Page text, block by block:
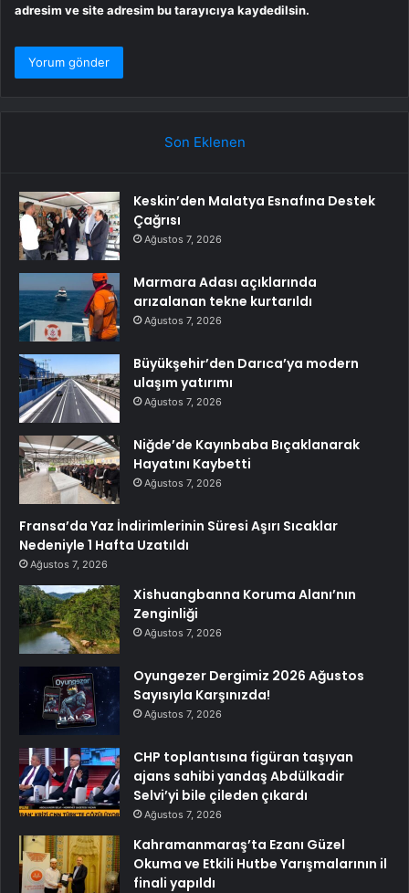
adresim ve site adresim bu tarayıcıya kaydedilsin.
Son Eklenen
Keskin’den Malatya Esnafına Destek
Çağrısı
Ağustos 7, 2026
Marmara Adası açıklarında
arızalanan tekne kurtarıldı
Ağustos 7, 2026
Büyükşehir’den Darıca’ya modern
ulaşım yatırımı
Ağustos 7, 2026
Niğde’de Kayınbaba Bıçaklanarak
Hayatını Kaybetti
Ağustos 7, 2026
Fransa’da Yaz İndirimlerinin Süresi Aşırı Sıcaklar
Nedeniyle 1 Hafta Uzatıldı
Ağustos 7, 2026
Xishuangbanna Koruma Alanı’nın
Zenginliği
Ağustos 7, 2026
Oyungezer Dergimiz 2026 Ağustos
Sayısıyla Karşınızda!
Ağustos 7, 2026
CHP toplantısına figüran taşıyan
ajans sahibi yandaş Abdülkadir
Selvi’yi bile çileden çıkardı
Ağustos 7, 2026
Kahramanmaraş’ta Ezanı Güzel
Okuma ve Etkili Hutbe Yarışmalarının il
finali yapıldı